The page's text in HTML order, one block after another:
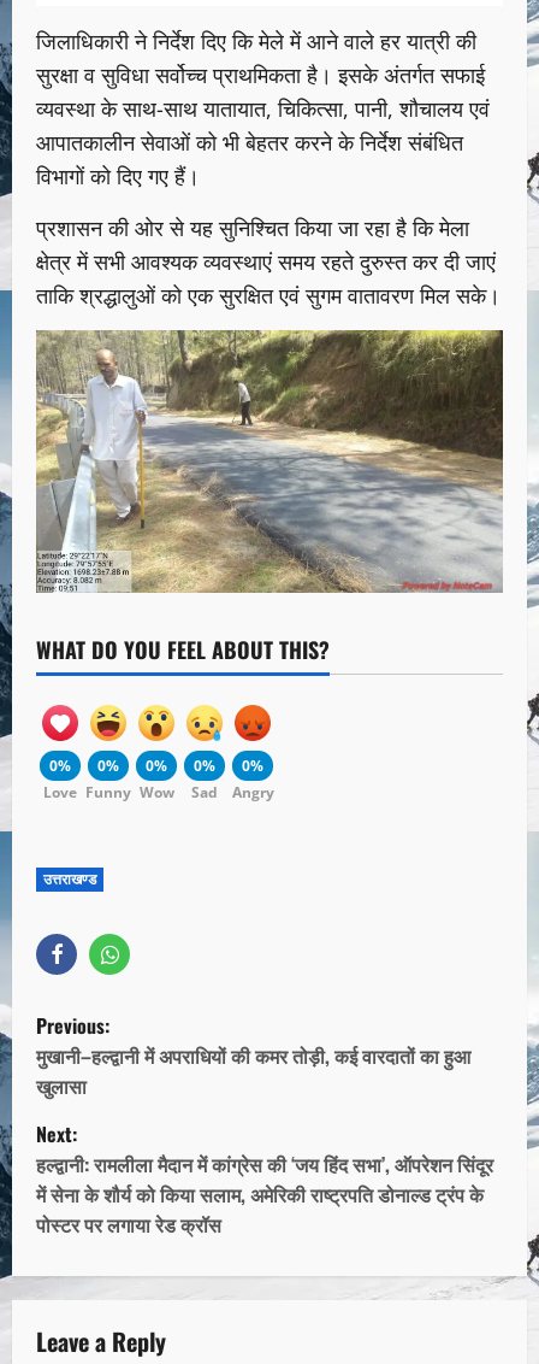
जिलाधिकारी ने निर्देश दिए कि मेले में आने वाले हर यात्री की
सुरक्षा व सुविधा सर्वोच्च प्राथमिकता है। इसके अंतर्गत सफाई
व्यवस्था के साथ-साथ यातायात, चिकित्सा, पानी, शौचालय एवं
आपातकालीन सेवाओं को भी बेहतर करने के निर्देश संबंधित
विभागों को दिए गए हैं।
प्रशासन की ओर से यह सुनिश्चित किया जा रहा है कि मेला
क्षेत्र में सभी आवश्यक व्यवस्थाएं समय रहते दुरुस्त कर दी जाएं
ताकि श्रद्धालुओं को एक सुरक्षित एवं सुगम वातावरण मिल सके।
WHAT DO YOU FEEL ABOUT THIS?
0%
Love
0%
Funny
0%
Wow
0%
Sad
0%
Angry
उत्तराखण्ड
Previous:
मुखानी–हल्द्वानी में अपराधियों की कमर तोड़ी, कई वारदातों का हुआ
खुलासा
Next:
हल्द्वानी: रामलीला मैदान में कांग्रेस की ‘जय हिंद सभा’, ऑपरेशन सिंदूर
में सेना के शौर्य को किया सलाम, अमेरिकी राष्ट्रपति डोनाल्ड ट्रंप के
पोस्टर पर लगाया रेड क्रॉस
Leave a Reply